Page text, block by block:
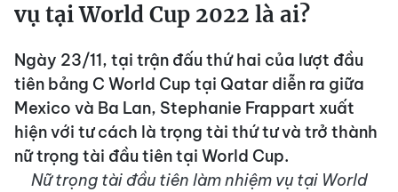
vụ tại World Cup 2022 là ai?
Ngày 23/11, tại trận đấu thứ hai của lượt đầu
tiên bảng C World Cup tại Qatar diễn ra giữa
Mexico và Ba Lan, Stephanie Frappart xuất
hiện với tư cách là trọng tài thứ tư và trở thành
nữ trọng tài đầu tiên tại World Cup.
Nữ trọng tài đầu tiên làm nhiệm vụ tại World